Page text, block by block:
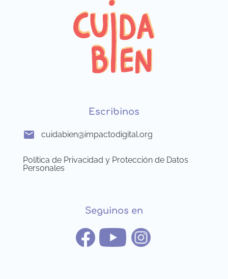
Escribinos
cuidabien@impactodigital.org
Política de Privacidad y Protección de Datos
Personales
Seguinos en